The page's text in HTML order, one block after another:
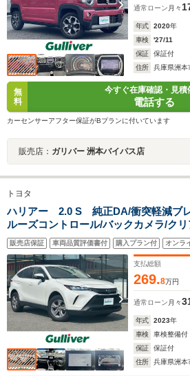
通常ローン 月々
年式 2020年
車検
'27/11
保証
保証付
住所
兵庫県洲本
無
料
今すぐ在庫確認・見積
電話する
カーセンサーアフター保証がBプランに付いています
販売店： ガリバー 洲本バイパス店
トヨタ
ハリアー 2.0 S 純正DA/衝突軽減ブ
ルーズコントロール/バックカメラ/ク
行車発進通知/電動パーキングブレーキ/
ラレコ/ETC2.0/純正フロアマット
販売店保証 車両品質評価書付 購入プラン付 オンラ
支払総額
269.8万円
通常ローン 月々
年式 2023年
車検
車検整備付
保証
保証付
住所
兵庫県洲本